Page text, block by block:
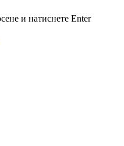
и натиснете Enter